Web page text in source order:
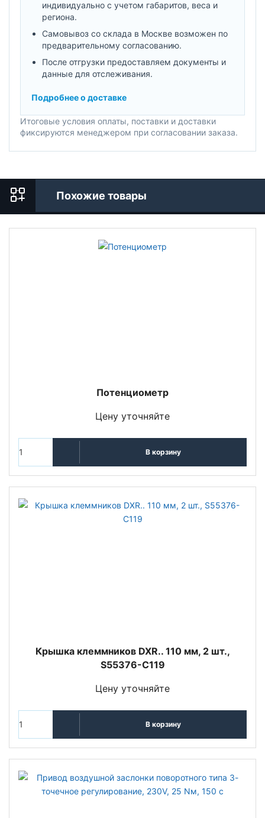
индивидуально с учетом габаритов, веса и
региона.
Самовывоз со склада в Москве возможен по
предварительному согласованию.
После отгрузки предоставляем документы и
данные для отслеживания.
Подробнее о доставке
Итоговые условия оплаты, поставки и доставки
фиксируются менеджером при согласовании заказа.
Похожие товары
Потенциометр
Цену уточняйте
В корзину
Крышка клеммников DXR.. 110 мм, 2 шт.,
S55376-C119
Цену уточняйте
В корзину